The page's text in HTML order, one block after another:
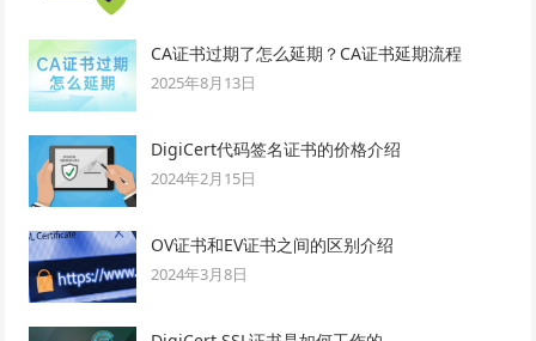
CA证书过期了怎么延期？CA证书延期流程
2025年8月13日
DigiCert代码签名证书的价格介绍
2024年2月15日
OV证书和EV证书之间的区别介绍
2024年3月8日